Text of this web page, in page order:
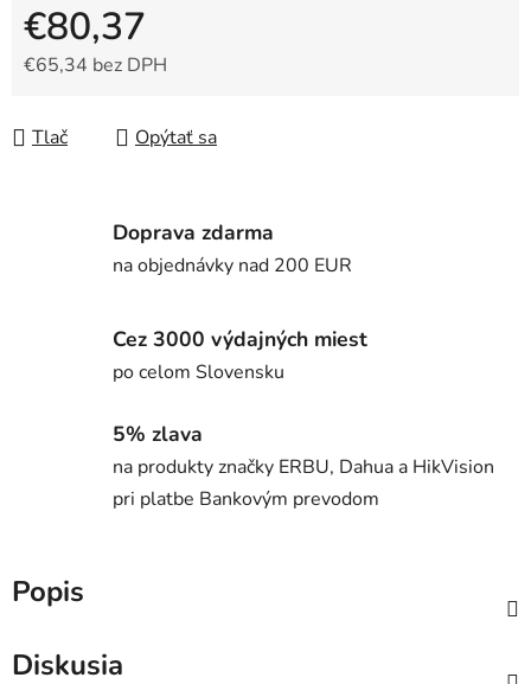
€80,37
€65,34 bez DPH
Tlač
Opýtať sa
Doprava zdarma
na objednávky nad 200 EUR
Cez 3000 výdajných miest
po celom Slovensku
5% zlava
na produkty značky ERBU, Dahua a HikVision
pri platbe Bankovým prevodom
Popis
Diskusia